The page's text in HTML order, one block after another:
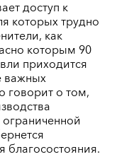
доступ к
которых трудно
как
которым 90
приходится
важных
говорит о том,